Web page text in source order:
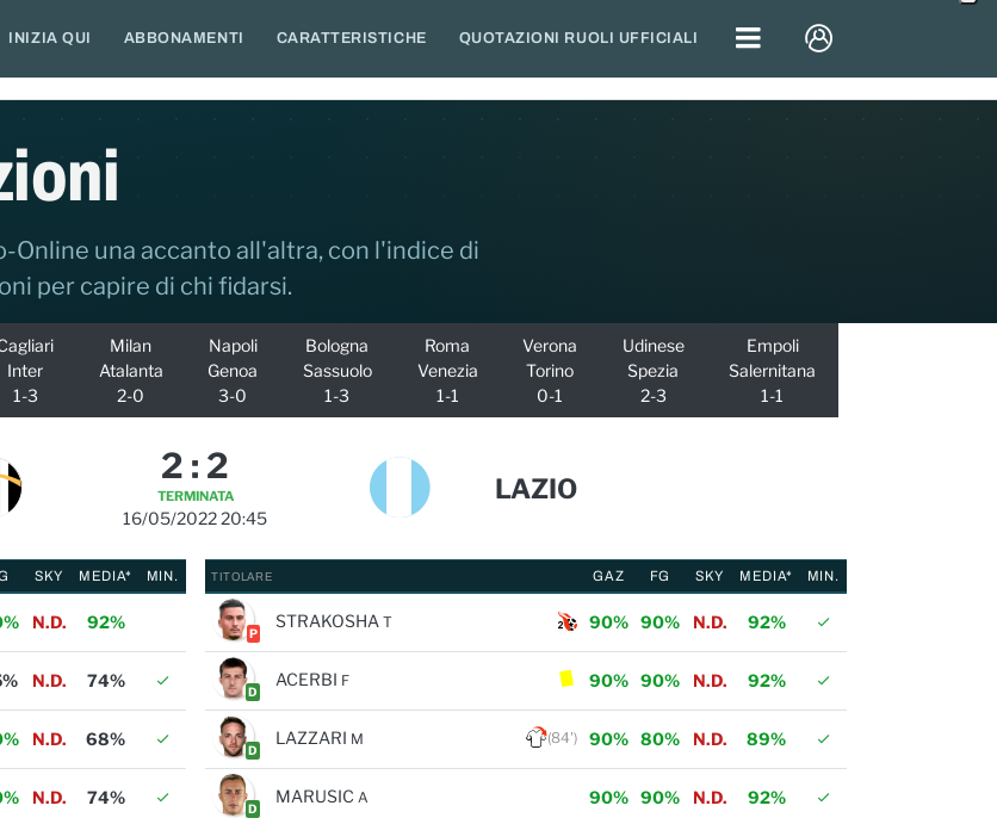
INIZIA QUI ABBONAMENTI CARATTERISTICHE QUOTAZIONI RUOLI UFFICIALI
Online una accanto all'altra, con l'indice di
per capire di chi fidarsi.
Inter
1-3
Milan
Atalanta
2-0
Napoli
Genoa
3-0
Bologna
Sassuolo
1-3
Roma
Venezia
1-1
Verona
Torino
0-1
Udinese
Spezia
2-3
Empoli
Salernitana
1-1
2 : 2
TERMINATA
16/05/2022 20:45
LAZIO
SKY MEDIA* MIN.
N.D. 92%
N.D. 74%
N.D. 68%
N.D. 74%
TITOLARE GAZ FG SKY MEDIA* MIN.
P
STRAKOSHA T 90% 90% N.D. 92%
D
ACERBI F 90% 90% N.D. 92%
D
LAZZARI M (84') 90% 80% N.D. 89%
D
MARUSIC A 90% 90% N.D. 92%